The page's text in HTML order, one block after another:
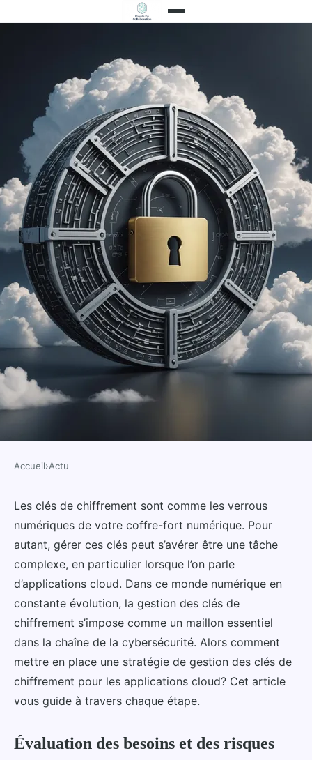
Comment mettre en place une
stratégie de gestion des clés de
chiffrement pour les applications
cloud?
Sofia•17 septembre 2024 •7 min de lecture
Accueil›Actu
Les clés de chiffrement sont comme les verrous
numériques de votre coffre-fort numérique. Pour
autant, gérer ces clés peut s’avérer être une tâche
complexe, en particulier lorsque l’on parle
d’applications cloud. Dans ce monde numérique en
constante évolution, la gestion des clés de
chiffrement s’impose comme un maillon essentiel
dans la chaîne de la cybersécurité. Alors comment
mettre en place une stratégie de gestion des clés de
chiffrement pour les applications cloud? Cet article
vous guide à travers chaque étape.
Évaluation des besoins et des risques